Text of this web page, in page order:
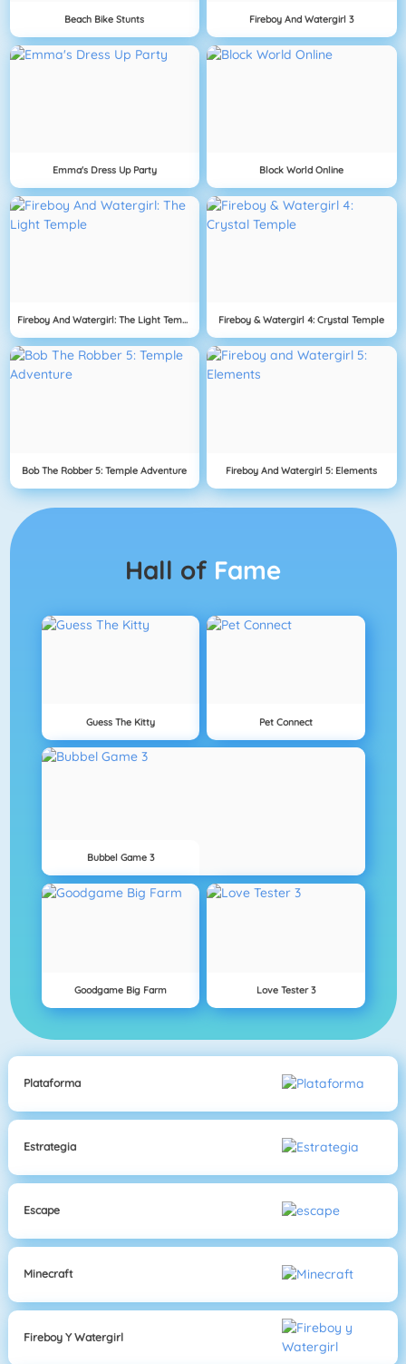
Beach Bike Stunts Fireboy And Watergirl 3
Emma's Dress Up Party Block World Online
Fireboy And Watergirl: The Light Temple Fireboy & Watergirl 4: Crystal Temple
Bob The Robber 5: Temple Adventure Fireboy And Watergirl 5: Elements
Hall of Fame
Guess The Kitty Pet Connect
Bubbel Game 3
Goodgame Big Farm Love Tester 3
Plataforma
Estrategia
Escape
Minecraft
Fireboy Y Watergirl